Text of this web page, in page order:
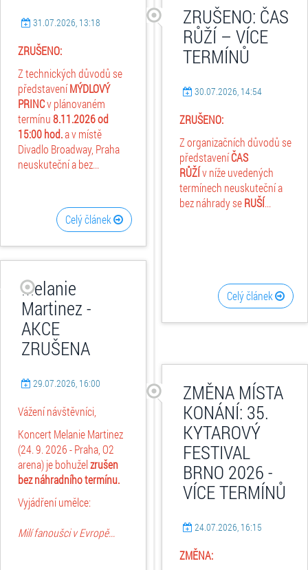
31.07.2026, 13:18
ZRUŠENO:
Z technických důvodů se
představeníMÝDLOVÝ
PRINCv plánovaném
termínu8.11.2026od
15:00 hod.a v místě
Divadlo Broadway, Praha
neuskuteční a bez...
Celý článek
ZRUŠENO: ČAS
RŮŽÍ – VÍCE
TERMÍNŮ
30.07.2026, 14:54
ZRUŠENO:
Z organizačních důvodů se
představeníČAS
RŮŽÍv níže uvedených
termínech neuskuteční a
bez náhrady seRUŠÍ...
Celý článek
Melanie
Martinez -
AKCE
ZRUŠENA
29.07.2026, 16:00
Vážení návštěvníci,
Koncert Melanie Martinez
(24. 9. 2026 - Praha, O2
arena) je bohuželzrušen
bez náhradního termínu.
Vyjádření umělce:
Milí fanoušci v Evropě...
ZMĚNA MÍSTA
KONÁNÍ: 35.
KYTAROVÝ
FESTIVAL
BRNO 2026 -
VÍCE TERMÍNŮ
24.07.2026, 16:15
ZMĚNA: